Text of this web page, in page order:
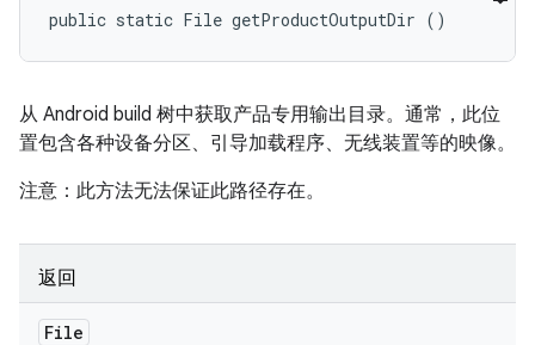
public static File getProductOutputDir ()
从 Android build 树中获取产品专用输出目录。通常，此位
置包含各种设备分区、引导加载程序、无线装置等的映像。
注意：此方法无法保证此路径存在。
返回
File